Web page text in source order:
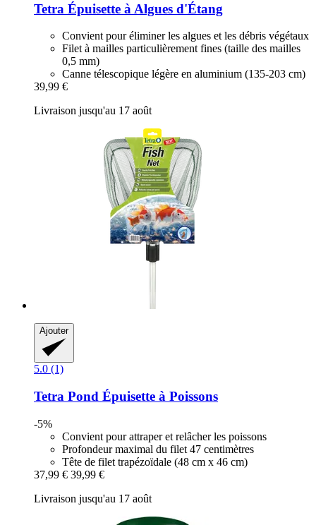
Tetra Épuisette à Algues d'Étang
Convient pour éliminer les algues et les débris végétaux
Filet à mailles particulièrement fines (taille des mailles
0,5 mm)
Canne télescopique légère en aluminium (135-203 cm)
39,99 €
Livraison jusqu'au 17 août
Ajouter
5.0 (1)
Tetra Pond Épuisette à Poissons
-5%
Convient pour attraper et relâcher les poissons
Profondeur maximal du filet 47 centimètres
Tête de filet trapézoïdale (48 cm x 46 cm)
37,99 € 39,99 €
Livraison jusqu'au 17 août